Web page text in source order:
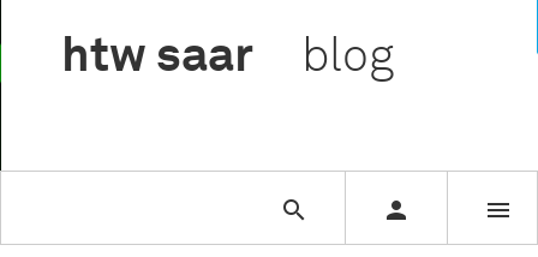
htw saar blog
  